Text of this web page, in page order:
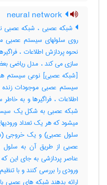
شبکه عصبی ، شبکه
روی سلولهای سیستم عصبی
نحوه پردازش اطلاعات ،
سازی می کند ، مدل ریاضی
[شبکه عصبی] نوعی سیستم
سیستم عصبی موجودات
اطلاعات ، فراگیرها و به
شبکه عصبی به شکل یک
میشود که هر یک تعداد
سلول عصبی) و یک خروجی
عصبی از طریق آن به سلول
عناصر پردازشی به جای این که
ورودی را بررسی کنند و با
ارائه بدهند شبکه های عصبی